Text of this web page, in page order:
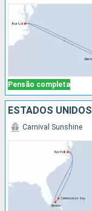
Pensão completa
ESTADOS
Carnival Sunshine